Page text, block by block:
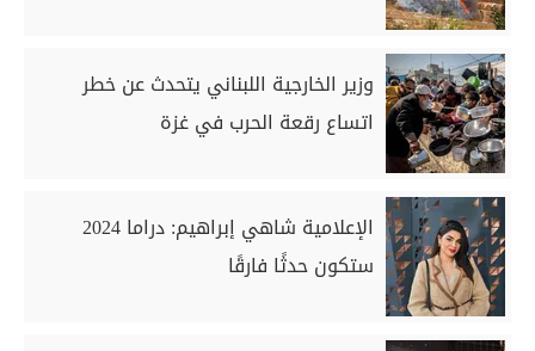
وزير الخارجية اللبناني يتحدث عن خطر
اتساع رقعة الحرب في غزة
الإعلامية شاهي إبراهيم: دراما 2024
ستكون حدثًا فارقًا